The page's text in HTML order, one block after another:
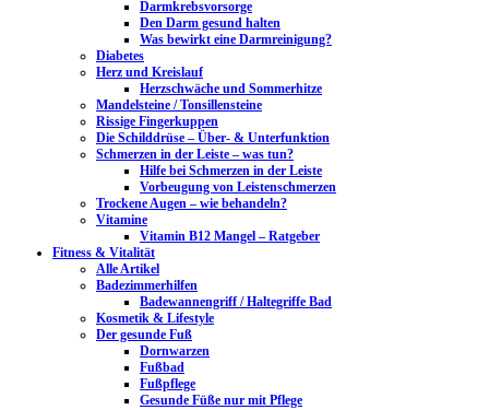
Darmkrebsvorsorge
Den Darm gesund halten
Was bewirkt eine Darmreinigung?
Diabetes
Herz und Kreislauf
Herzschwäche und Sommerhitze
Mandelsteine / Tonsillensteine
Rissige Fingerkuppen
Die Schilddrüse – Über- & Unterfunktion
Schmerzen in der Leiste – was tun?
Hilfe bei Schmerzen in der Leiste
Vorbeugung von Leistenschmerzen
Trockene Augen – wie behandeln?
Vitamine
Vitamin B12 Mangel – Ratgeber
Fitness & Vitalität
Alle Artikel
Badezimmerhilfen
Badewannengriff / Haltegriffe Bad
Kosmetik & Lifestyle
Der gesunde Fuß
Dornwarzen
Fußbad
Fußpflege
Gesunde Füße nur mit Pflege